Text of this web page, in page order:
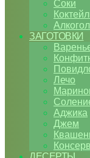
Соки
ЗАГОТОВКИ
Лечо
Аджика
Джем